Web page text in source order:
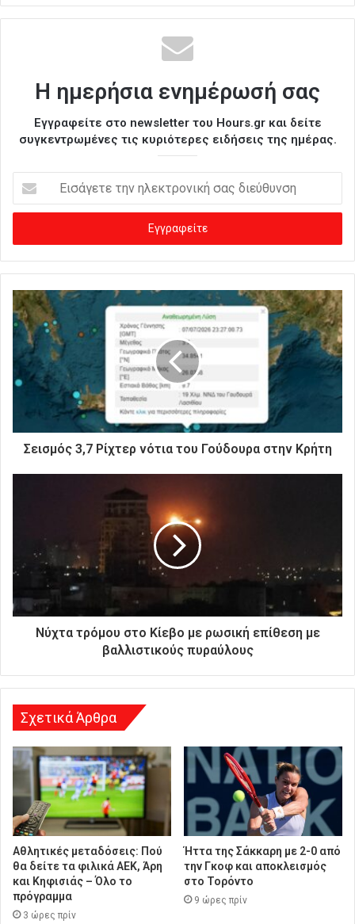
Η ημερήσια ενημέρωσή σας
Εγγραφείτε στο newsletter του Hours.gr και δείτε
συγκεντρωμένες τις κυριότερες ειδήσεις της ημέρας.
σ
γ
ε
ε
τ
η
λ
τ
δ
ι
υ
η
Σεισμός 3,7 Ρίχτερ νότια του Γούδουρα στην Κρήτη
Νύχτα τρόμου στο Κίεβο με ρωσική επίθεση με
βαλλιστικούς πυραύλους
Σχετικά Άρθρα
Αθλητικές μεταδόσεις: Πού
θα δείτε τα φιλικά ΑΕΚ, Άρη
και Κηφισιάς – Όλο το
πρόγραμμα
3 ώρες πρίν
Ήττα της Σάκκαρη με 2-0 από
την Γκοφ και αποκλεισμός
στο Τορόντο
9 ώρες πρίν